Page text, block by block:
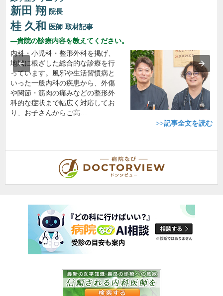
新田 翔 院長
桂 久和 医師 取材記事
貴院の診療内容を教えてください。
内科・小児科・整形外科を掲げ、
地域に根ざした総合的な診療を行
っています。風邪や生活習慣病と
いった一般内科の疾患から、外傷
や関節・筋肉の痛みなどの整形外
科的な症状まで幅広く対応してお
り、お子さんからご高…
>>記事全文を読む